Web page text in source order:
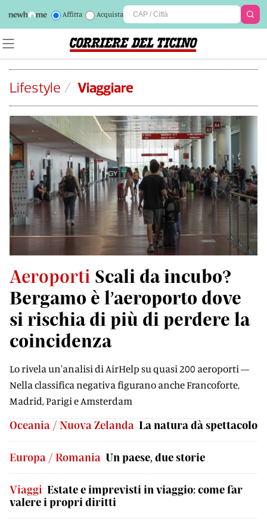
Affitta Acquista
Lifestyle / Viaggiare
Aeroporti Scali da incubo?
Bergamo è l’aeroporto dove
si rischia di più di perdere la
coincidenza
Lo rivela un'analisi di AirHelp su quasi 200 aeroporti —
Nella classifica negativa figurano anche Francoforte,
Madrid, Parigi e Amsterdam
Oceania / Nuova Zelanda La natura dà spettacolo
Europa / Romania Un paese, due storie
Viaggi Estate e imprevisti in viaggio: come far
valere i propri diritti